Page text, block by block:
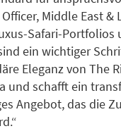
Middle East &
Safari-Portfolios
ein wichtiger
Eleganz von The
und schafft ein
Angebot, das die